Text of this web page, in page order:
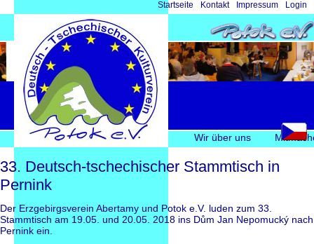
Navigation
überspringen
Wir über uns
Navigation
überspringen
Login
Impressum
Kontakt
Startseite
33. Deutsch-tschechischer Stammtisch in
Pernink
Der Erzgebirgsverein Abertamy und Potok e.V. luden zum 33.
Stammtisch am 19.05. und 20.05. 2018 ins Dům Jan Nepomucký nach
Pernink ein.